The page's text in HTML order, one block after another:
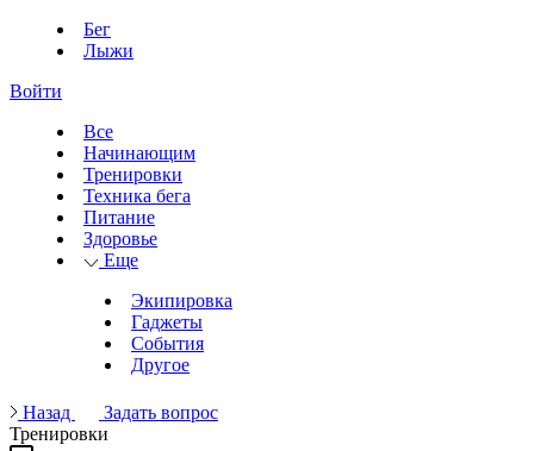
Бег
Лыжи
Войти
Все
Начинающим
Тренировки
Техника бега
Питание
Здоровье
Еще
Экипировка
Гаджеты
События
Другое
Назад
Задать вопрос
Тренировки